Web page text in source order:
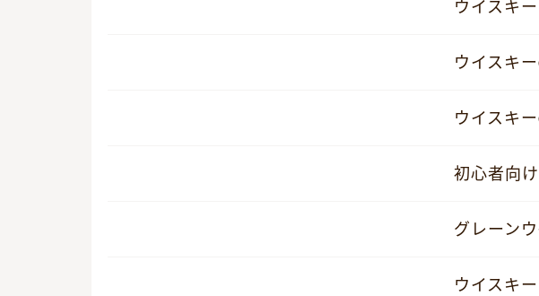
ウイスキ
ウイスキ
ウイスキ
初心者向
グレーン
ウイスキ